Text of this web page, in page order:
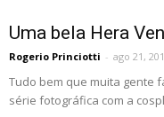
Uma bela Hera
Rogerio Princiotti - ago 21,
Tudo bem que muita gente
série fotográfica com a